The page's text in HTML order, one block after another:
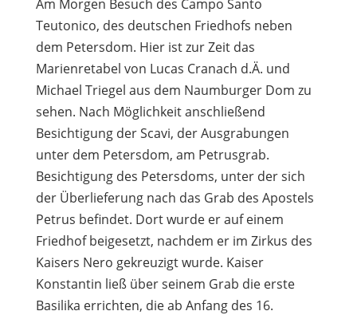
Am Morgen Besuch des Campo Santo
Teutonico, des deutschen Friedhofs neben
dem Petersdom. Hier ist zur Zeit das
Marienretabel von Lucas Cranach d.Ä. und
Michael Triegel aus dem Naumburger Dom zu
sehen. Nach Möglichkeit anschließend
Besichtigung der Scavi, der Ausgrabungen
unter dem Petersdom, am Petrusgrab.
Besichtigung des Petersdoms, unter der sich
der Überlieferung nach das Grab des Apostels
Petrus befindet. Dort wurde er auf einem
Friedhof beigesetzt, nachdem er im Zirkus des
Kaisers Nero gekreuzigt wurde. Kaiser
Konstantin ließ über seinem Grab die erste
Basilika errichten, die ab Anfang des 16.